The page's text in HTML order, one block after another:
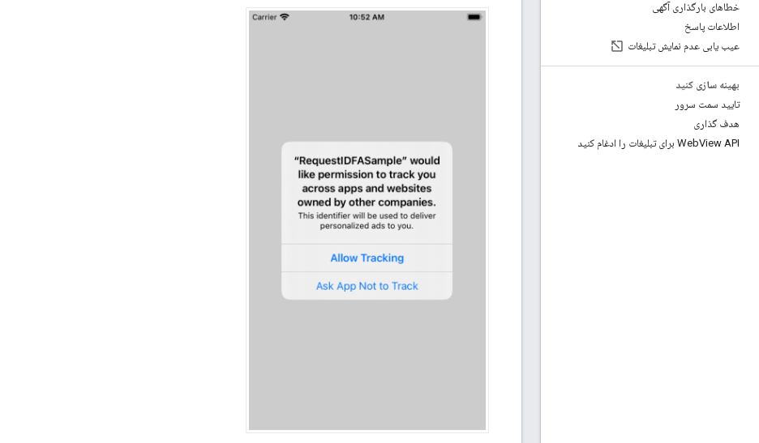
خطاهای بارگذاری آگهی
اطلاعات پاسخ
عیب یابی عدم نمایش تبلیغات
بهینه سازی کنید
تایید سمت سرور
هدف گذاری
WebView API برای تبلیغات را ادغام کنید